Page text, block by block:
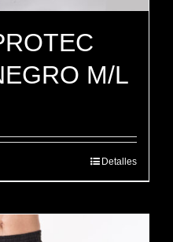
M/L
Detalles